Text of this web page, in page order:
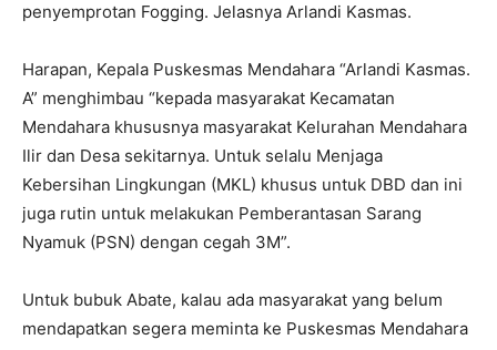
penyemprotan Fogging. Jelasnya Arlandi Kasmas.
Harapan, Kepala Puskesmas Mendahara “Arlandi Kasmas.
A” menghimbau “kepada masyarakat Kecamatan
Mendahara khususnya masyarakat Kelurahan Mendahara
Ilir dan Desa sekitarnya. Untuk selalu Menjaga
Kebersihan Lingkungan (MKL) khusus untuk DBD dan ini
juga rutin untuk melakukan Pemberantasan Sarang
Nyamuk (PSN) dengan cegah 3M”.
Untuk bubuk Abate, kalau ada masyarakat yang belum
mendapatkan segera meminta ke Puskesmas Mendahara